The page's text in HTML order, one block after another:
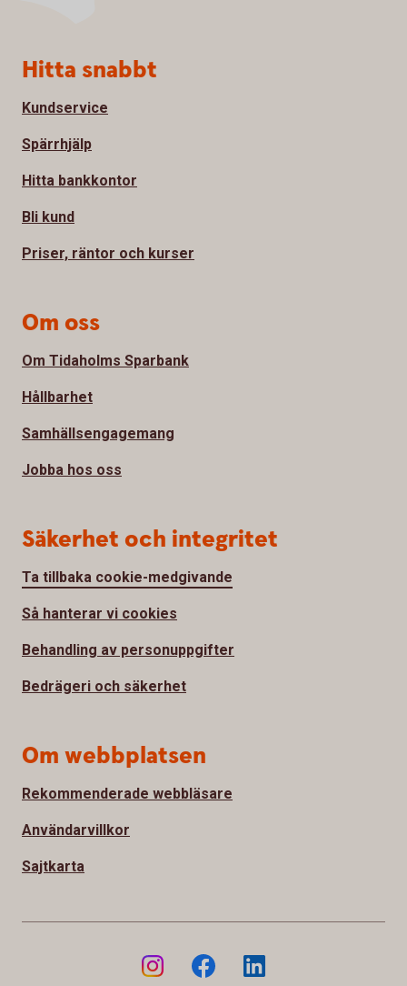
Sidfot
Hitta snabbt
Kundservice
Spärrhjälp
Hitta bankkontor
Bli kund
Priser, räntor och kurser
Om oss
Om Tidaholms Sparbank
Hållbarhet
Samhällsengagemang
Jobba hos oss
Säkerhet och integritet
Ta tillbaka cookie-medgivande
Så hanterar vi cookies
Behandling av personuppgifter
Bedrägeri och säkerhet
Om webbplatsen
Rekommenderade webbläsare
Användarvillkor
Sajtkarta